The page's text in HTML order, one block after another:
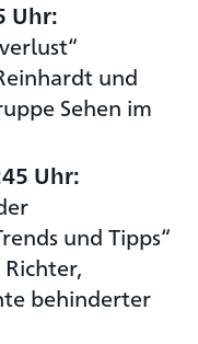
Uhr:
und
Sehen im
Uhr:
und Tipps“
behinderter